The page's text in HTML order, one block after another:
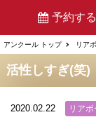
予約する
アンクール トップ リア
活性しすぎ(笑)
2020.02.22 リア